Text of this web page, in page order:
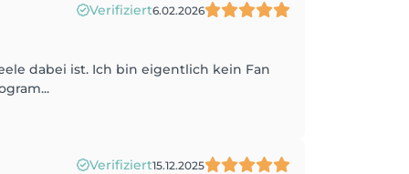
Verifiziert6.02.2026
dabei ist. Ich bin eigentlich kein Fan
Verifiziert15.12.2025